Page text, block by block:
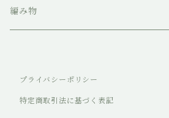
編み物
プライバシーポリシー
特定商取引法に基づく表記